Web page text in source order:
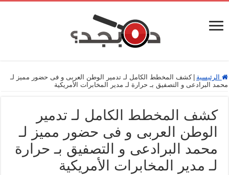
الرئيسية
كشف المخطط الكامل لـ تدمير الوطن العربى و فى حضور مميز لـ
محمد البرادعى و التصفيق بـ حرارة لـ مدير المخابرات الأمريكية
كشف المخطط الكامل لـ تدمير
الوطن العربى و فى حضور مميز لـ
محمد البرادعى و التصفيق بـ حرارة
لـ مدير المخابرات الأمريكية